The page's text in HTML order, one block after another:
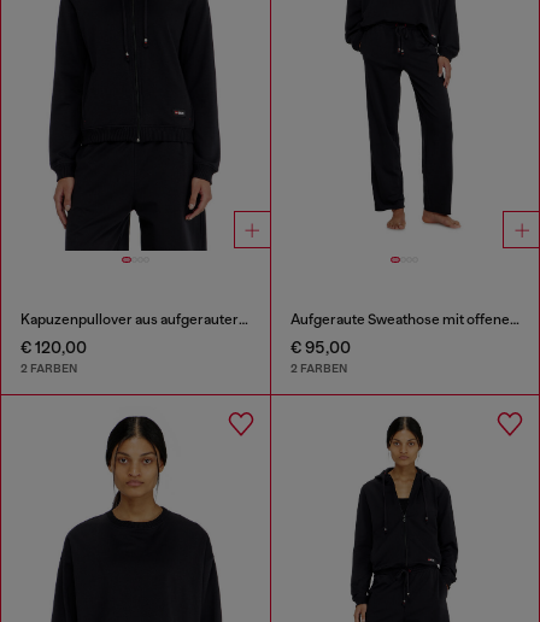
Kapuzenpullover aus aufgerauter Baumwollmischung
€ 120,00
2 FARBEN
Aufgeraute Sweathose mit offenen Säumen
€ 95,00
2 FARBEN